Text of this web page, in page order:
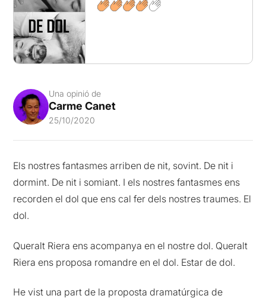
Una opinió de
Carme Canet
25/10/2020
Els nostres fantasmes arriben de nit, sovint. De nit i
dormint. De nit i somiant. I els nostres fantasmes ens
recorden el dol que ens cal fer dels nostres traumes. El
dol.
Queralt Riera ens acompanya en el nostre dol. Queralt
Riera ens proposa romandre en el dol. Estar de dol.
He vist una part de la proposta dramatúrgica de